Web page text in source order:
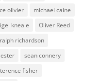
olivier
michael caine
kneale
Oliver Reed
ralph richardson
sean connery
terence fisher